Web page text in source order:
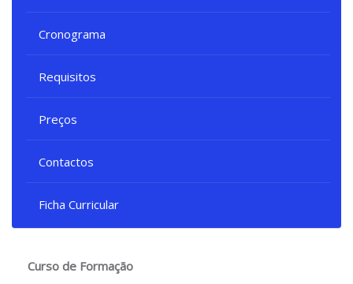
Cronograma
Requisitos
Preços
Contactos
Ficha Curricular
Curso de Formação